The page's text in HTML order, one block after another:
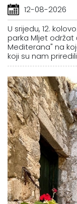
12-08-2026
U srijedu, 12.
parka Mljet održat
Mediterana" na
koji su nam